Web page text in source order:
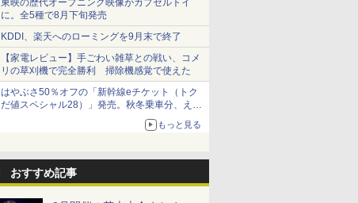
東映の歴代オープニング映像がカプセルトイ
に。全5種で8月下旬発売
KDDI、楽天へのローミングを9月末で終了
【家電レビュー】手ごわい雑草との戦い、コメ
リの草刈機で完全勝利 掃除機感覚で使えた
はやぶさ50％オフの「新幹線eチケット（トク
だ値スペシャル28）」発売。秋冬乗車分、えき
もっと見る
おすすめ記事